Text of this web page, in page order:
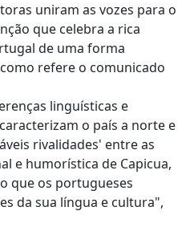
uniram as vozes para o
que celebra a rica
de uma forma
refere o comunicado
linguísticas e
o país a norte e
rivalidades' entre as
e humorística de Capicua,
que os portugueses
da sua língua e cultura",